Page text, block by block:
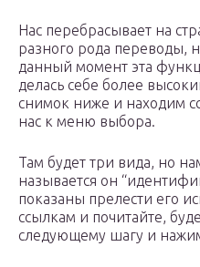
Нас перебрасывает на
разного рода переводы,
данный момент эта
делась себе более
снимок ниже и находим
нас к меню выбора.
Там будет три вида, но
называется он
показаны прелести его
ссылкам и почитайте,
следующему шагу и